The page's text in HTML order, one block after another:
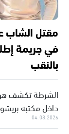
مقتل الشاب
في جريمة
بالنقب
الشرطة تكشف
داخل مكتبه
04.08.2026